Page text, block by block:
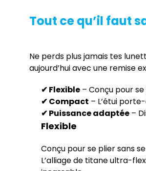
Tout ce qu’il faut
Ne perds plus jamais tes
aujourd’hui avec une remise
✔ Flexible – Conçu pour
✔ Compact – L’étui
✔ Puissance adaptée –
Flexible
Conçu pour se plier sans
L’alliage de titane ultra-